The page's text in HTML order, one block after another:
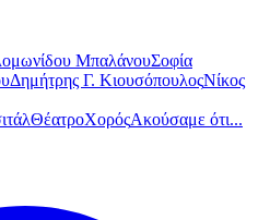
ΜπαλάνουΣοφία
Δημήτρης Γ. ΚιουσόπουλοςΝίκος
ΘέατροΧορόςΑκούσαμε ότι...